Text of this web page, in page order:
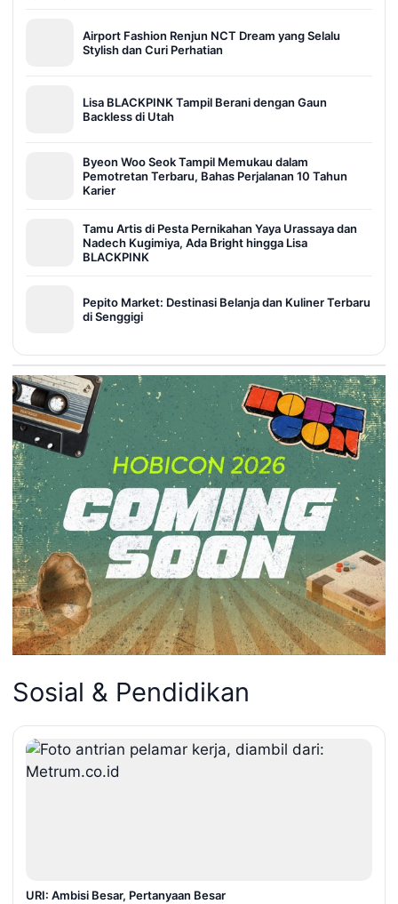
Airport Fashion Renjun NCT Dream yang Selalu
Stylish dan Curi Perhatian
Lisa BLACKPINK Tampil Berani dengan Gaun
Backless di Utah
Byeon Woo Seok Tampil Memukau dalam
Pemotretan Terbaru, Bahas Perjalanan 10 Tahun
Karier
Tamu Artis di Pesta Pernikahan Yaya Urassaya dan
Nadech Kugimiya, Ada Bright hingga Lisa
BLACKPINK
Pepito Market: Destinasi Belanja dan Kuliner Terbaru
di Senggigi
Sosial & Pendidikan
URI: Ambisi Besar, Pertanyaan Besar